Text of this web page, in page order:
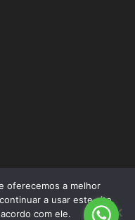
oferecemos a melhor
a usar este site,
com ele.